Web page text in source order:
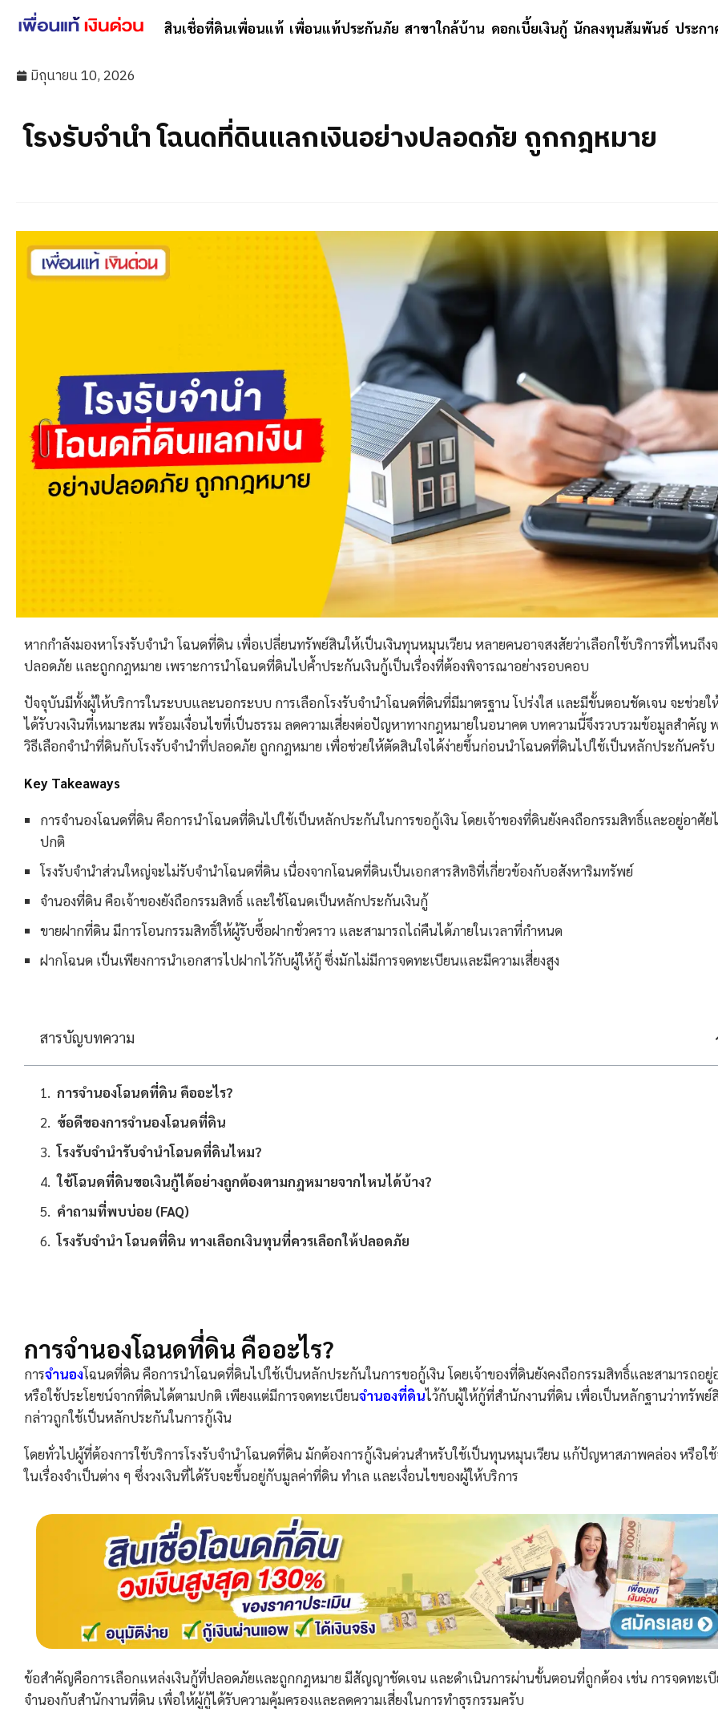
สินเชื่อที่ดินเพื่อนแท้ เพื่อนแท้ประกันภัย สาขาใกล้บ้าน ดอกเบี้ยเงินกู้ นักลงทุนสัมพันธ์ ประก
มิถุนายน 10, 2026
โรงรับจํานํา โฉนดที่ดินแลกเงินอย่างปลอดภัย ถูกกฎหมาย
หากกำลังมองหาโรงรับจำนำ โฉนดที่ดิน เพื่อเปลี่ยนทรัพย์สินให้เป็นเงินทุนหมุนเวียน หลายคนอาจสงสัยว่าเลือกใช้บริการที่ไหนถึง
ปลอดภัย และถูกกฎหมาย เพราะการนำโฉนดที่ดินไปค้ำประกันเงินกู้เป็นเรื่องที่ต้องพิจารณาอย่างรอบคอบ
ปัจจุบันมีทั้งผู้ให้บริการในระบบและนอกระบบ การเลือกโรงรับจำนำโฉนดที่ดินที่มีมาตรฐาน โปร่งใส และมีขั้นตอนชัดเจน จะช่วยใ
ได้รับวงเงินที่เหมาะสม พร้อมเงื่อนไขที่เป็นธรรม ลดความเสี่ยงต่อปัญหาทางกฎหมายในอนาคต บทความนี้จึงรวบรวมข้อมูลสำคัญ
วิธีเลือกจํานําที่ดินกับโรงรับจํานําที่ปลอดภัย ถูกกฎหมาย เพื่อช่วยให้ตัดสินใจได้ง่ายขึ้นก่อนนำโฉนดที่ดินไปใช้เป็นหลักประกันครับ
Key Takeaways
การจำนองโฉนดที่ดิน คือการนำโฉนดที่ดินไปใช้เป็นหลักประกันในการขอกู้เงิน โดยเจ้าของที่ดินยังคงถือกรรมสิทธิ์และอยู่อาศัย
ปกติ
โรงรับจำนำส่วนใหญ่จะไม่รับจำนำโฉนดที่ดิน เนื่องจากโฉนดที่ดินเป็นเอกสารสิทธิที่เกี่ยวข้องกับอสังหาริมทรัพย์
จำนองที่ดิน คือเจ้าของยังถือกรรมสิทธิ์ และใช้โฉนดเป็นหลักประกันเงินกู้
ขายฝากที่ดิน มีการโอนกรรมสิทธิ์ให้ผู้รับซื้อฝากชั่วคราว และสามารถไถ่คืนได้ภายในเวลาที่กำหนด
ฝากโฉนด เป็นเพียงการนำเอกสารไปฝากไว้กับผู้ให้กู้ ซึ่งมักไม่มีการจดทะเบียนและมีความเสี่ยงสูง
สารบัญบทความ
การจำนองโฉนดที่ดิน คืออะไร?
ข้อดีของการจำนองโฉนดที่ดิน
โรงรับจำนำรับจำนำโฉนดที่ดินไหม?
ใช้โฉนดที่ดินขอเงินกู้ได้อย่างถูกต้องตามกฎหมายจากไหนได้บ้าง?
คำถามที่พบบ่อย (FAQ)
โรงรับจํานํา โฉนดที่ดิน ทางเลือกเงินทุนที่ควรเลือกให้ปลอดภัย
การจำนองโฉนดที่ดิน คืออะไร?
การจำนองโฉนดที่ดิน คือการนำโฉนดที่ดินไปใช้เป็นหลักประกันในการขอกู้เงิน โดยเจ้าของที่ดินยังคงถือกรรมสิทธิ์และสามารถอยู่
หรือใช้ประโยชน์จากที่ดินได้ตามปกติ เพียงแต่มีการจดทะเบียนจำนองที่ดินไว้กับผู้ให้กู้ที่สำนักงานที่ดิน เพื่อเป็นหลักฐานว่าทรัพย์
กล่าวถูกใช้เป็นหลักประกันในการกู้เงิน
โดยทั่วไปผู้ที่ต้องการใช้บริการโรงรับจำนำโฉนดที่ดิน มักต้องการกู้เงินด่วนสำหรับใช้เป็นทุนหมุนเวียน แก้ปัญหาสภาพคล่อง หรือใช้
ในเรื่องจำเป็นต่าง ๆ ซึ่งวงเงินที่ได้รับจะขึ้นอยู่กับมูลค่าที่ดิน ทำเล และเงื่อนไขของผู้ให้บริการ
ข้อสำคัญคือการเลือกแหล่งเงินกู้ที่ปลอดภัยและถูกกฎหมาย มีสัญญาชัดเจน และดำเนินการผ่านขั้นตอนที่ถูกต้อง เช่น การจดทะเ
จำนองกับสำนักงานที่ดิน เพื่อให้ผู้กู้ได้รับความคุ้มครองและลดความเสี่ยงในการทำธุรกรรมครับ